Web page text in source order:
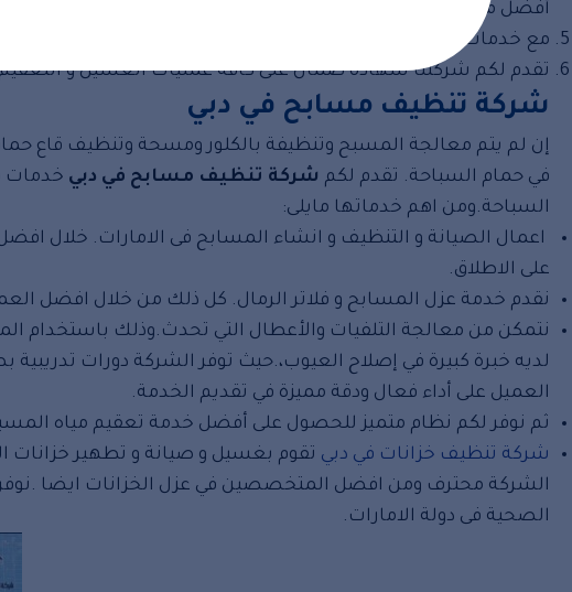
أفضل مواد التعقيم للمسابح.
مع خدمات غسيل وصيانة المسابح نقدم لكم افضل خدمات تسليك
تقدم لكم شركتنا شهادة ضمان على كافة عمليات الغسيل و
شركة تنظيف مسابح في دبي
إن لم يتم معالجة المسبح وتنظيفة بالكلور ومسحة وتنظيف قاع
في حمام السباحة. تقدم لكم شركة تنظيف مسابح في دبي خدمات
السباحة.ومن اهم خدماتها مايلى:
اعمال الصيانة و التنظيف و انشاء المسابح فى الامارات. خلال
على الاطلاق.
نقدم خدمة عزل المسابح و فلاتر الرمال. كل ذلك من خلال افضل
نتمكن من معالجة التلفيات والأعطال التي تحدث.وذلك
لديه خبرة كبيرة في إصلاح العيوب،.حيث توفر الشركة دورات
العميل على أداء فعال ودقة مميزة في تقديم الخدمة.
ثم نوفر لكم نظام متميز للحصول على أفضل خدمة تعقيم مياه
شركة تنظيف خزانات في دبي تقوم بغسيل و صيانة و تطهير خزانات
الشركة محترف ومن افضل المتخصصين في عزل الخزانات ايضا
الصحية فى دولة الامارات.